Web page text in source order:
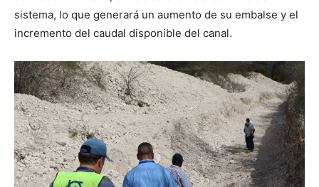
sistema, lo que generará un aumento de su embalse y el
incremento del caudal disponible del canal.